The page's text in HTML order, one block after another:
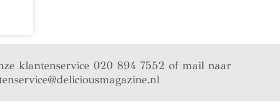
klantenservice 020 894 7552 of mail naar